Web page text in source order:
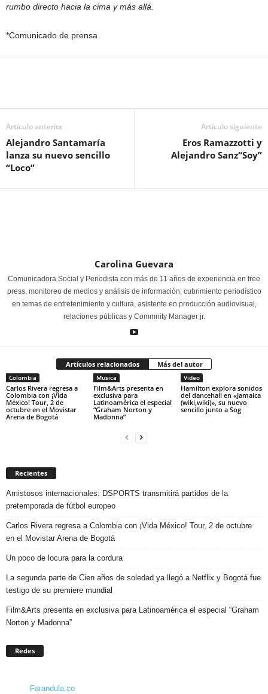
rumbo directo hacia la cima y más allá.
*Comunicado de prensa
Artículo anterior
Alejandro Santamaría
lanza su nuevo sencillo
“Loco”
Artículo siguiente
Eros Ramazzotti y
Alejandro Sanz“Soy”
Carolina Guevara
Comunicadora Social y Periodista con más de 11 años de experiencia en free
press, monitoreo de medios y análisis de información, cubrimiento periodístico
en temas de entretenimiento y cultura, asistente en producción audiovisual,
relaciones públicas y Commnity Manager jr.
Artículos relacionados Más del autor
Colombia
Carlos Rivera regresa a
Colombia con ¡Vida
México! Tour, 2 de
octubre en el Movistar
Arena de Bogotá
Musica
Film&Arts presenta en
exclusiva para
Latinoamérica el especial
“Graham Norton y
Madonna”
Video
Hamilton explora sonidos
del dancehall en «Jamaica
(wiki,wiki)», su nuevo
sencillo junto a Sog
Recientes
Amistosos internacionales: DSPORTS transmitirá partidos de la
pretemporada de fútbol europeo
Carlos Rivera regresa a Colombia con ¡Vida México! Tour, 2 de octubre
en el Movistar Arena de Bogotá
Un poco de locura para la cordura
La segunda parte de Cien años de soledad ya llegó a Netflix y Bogotá fue
testigo de su premiere mundial
Film&Arts presenta en exclusiva para Latinoamérica el especial “Graham
Norton y Madonna”
Redes
Farandula.co